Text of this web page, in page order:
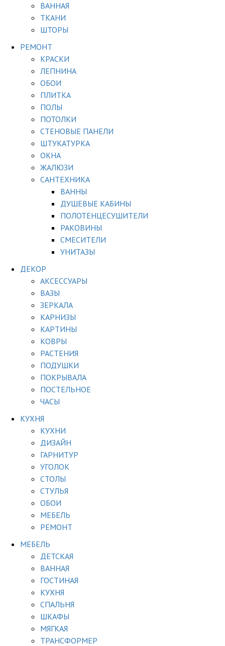
ВАННАЯ
ТКАНИ
ШТОРЫ
РЕМОНТ
КРАСКИ
ЛЕПНИНА
ОБОИ
ПЛИТКА
ПОЛЫ
ПОТОЛКИ
СТЕНОВЫЕ ПАНЕЛИ
ШТУКАТУРКА
ОКНА
ЖАЛЮЗИ
САНТЕХНИКА
ВАННЫ
ДУШЕВЫЕ КАБИНЫ
ПОЛОТЕНЦЕСУШИТЕЛИ
РАКОВИНЫ
СМЕСИТЕЛИ
УНИТАЗЫ
ДЕКОР
АКСЕССУАРЫ
ВАЗЫ
ЗЕРКАЛА
КАРНИЗЫ
КАРТИНЫ
КОВРЫ
РАСТЕНИЯ
ПОДУШКИ
ПОКРЫВАЛА
ПОСТЕЛЬНОЕ
ЧАСЫ
КУХНЯ
КУХНИ
ДИЗАЙН
ГАРНИТУР
УГОЛОК
СТОЛЫ
СТУЛЬЯ
ОБОИ
МЕБЕЛЬ
РЕМОНТ
МЕБЕЛЬ
ДЕТСКАЯ
ВАННАЯ
ГОСТИНАЯ
КУХНЯ
СПАЛЬНЯ
ШКАФЫ
МЯГКАЯ
ТРАНСФОРМЕР